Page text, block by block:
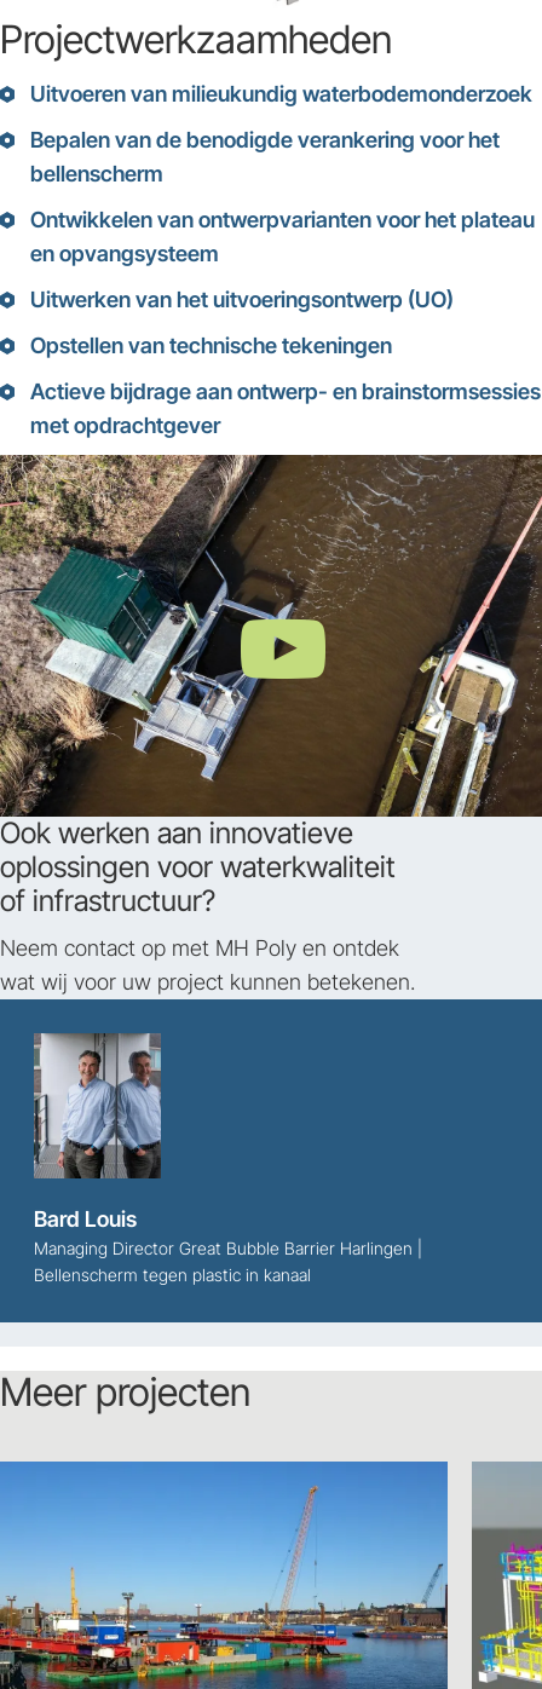
Projectwerkzaamheden
Uitvoeren van milieukundig waterbodemonderzoek
Bepalen van de benodigde verankering voor het
bellenscherm
Ontwikkelen van ontwerpvarianten voor het plateau
en opvangsysteem
Uitwerken van het uitvoeringsontwerp (UO)
Opstellen van technische tekeningen
Actieve bijdrage aan ontwerp- en brainstormsessies
met opdrachtgever
Ook werken aan innovatieve
oplossingen voor waterkwaliteit
of infrastructuur?
Neem contact op met MH Poly en ontdek
wat wij voor uw project kunnen betekenen.
Bard Louis
Managing Director Great Bubble Barrier Harlingen |
Bellenscherm tegen plastic in kanaal
Meer projecten